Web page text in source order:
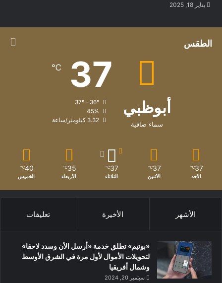
يناير 18, 2025
الطقس
أبوظبي
سماء صافية
37
℃
37º - 36º
45%
3.32 كيلومتر/ساعة
37
℃
الأحد
37
℃
الأثنين
37
℃
الثلاثاء
35
℃
الأربعاء
40
℃
الخميس
الأشهر الأخيرة تعليقات
«بوتيم» تطلق خدمة «أرسل الأن وسدد لاحقا»
لتحويلات الأموال لأول مرة في الشرق الأوسط
وشمال أفريقيا
سبتمبر 20, 2024